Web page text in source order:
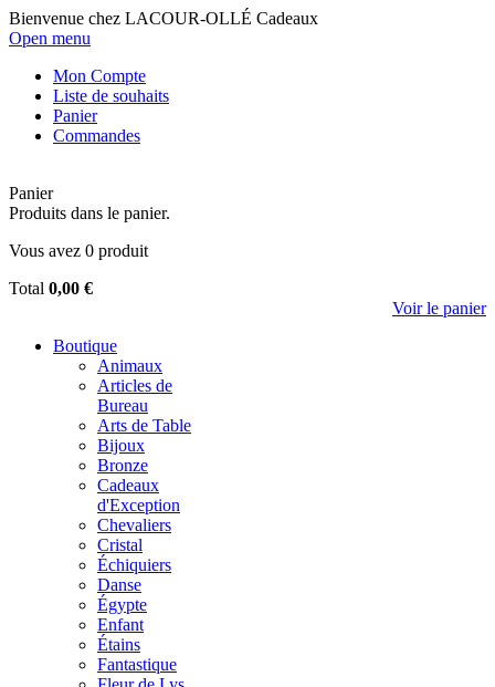
Bienvenue chez LACOUR-OLLÉ Cadeaux
Open menu
Mon Compte
Liste de souhaits
Panier
Commandes
Panier
Produits dans le panier.
Vous avez 0 produit
Total 0,00 €
Voir le panier
Boutique
Animaux
Articles de
Bureau
Arts de Table
Bijoux
Bronze
Cadeaux
d'Exception
Chevaliers
Cristal
Échiquiers
Danse
Égypte
Enfant
Étains
Fantastique